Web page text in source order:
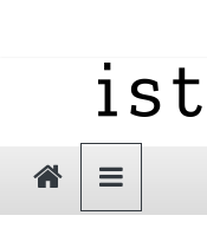
Istinbat
Menggenggam